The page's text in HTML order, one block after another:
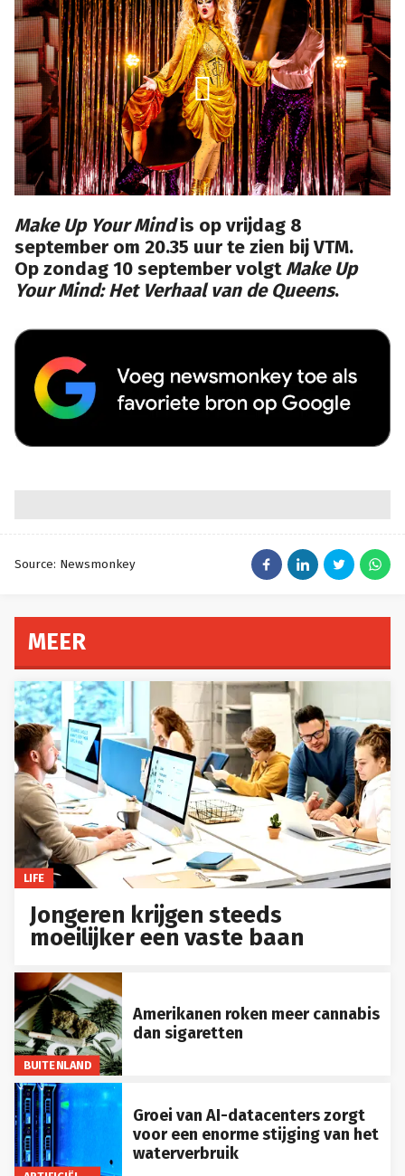
Make Up Your Mindis op vrijdag 8
september om 20.35 uur te zien bij VTM.
Op zondag 10 september volgtMake Up
Your Mind: Het Verhaal van de Queens.
Source: Newsmonkey
MEER
LIFE
Jongeren krijgen steeds
moeilijker een vaste baan
BUITENLAND
Amerikanen roken meer cannabis
dan sigaretten
Groei van AI-datacenters zorgt
voor een enorme stijging van het
waterverbruik